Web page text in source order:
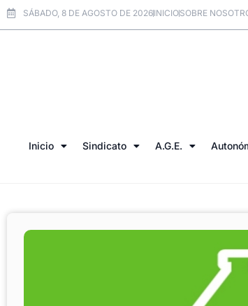
SÁBADO, 8 DE AGOSTO DE 2026INICIOSOBRE
Inicio Sindicato A.G.E.